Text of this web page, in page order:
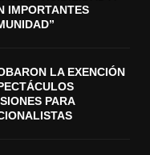
IMPORTANTES
LA EXENCIÓN
PARA